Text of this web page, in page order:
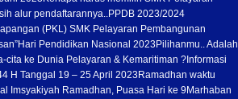
alur pendaftarannya..PPDB 2023/2024
(PKL) SMK Pelayaran Pembangunan
Hari Pendidikan Nasional 2023 Pilihanmu.. Adalah
cita ke Dunia Pelayaran & Kemaritiman ? Informasi
H Tanggal 19 – 25 April 2023 Ramadhan waktu
Imsyakiyah Ramadhan, Puasa Hari ke 9 Marhaban